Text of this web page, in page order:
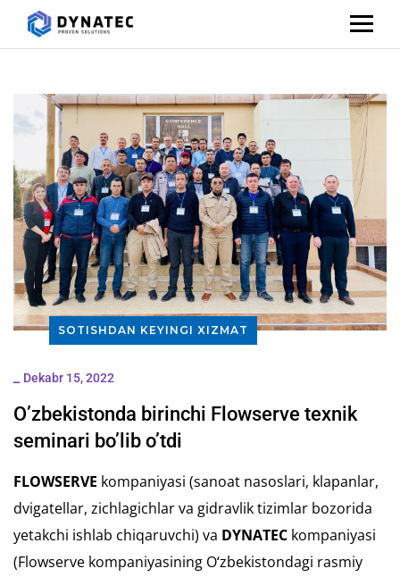
SOTISHDAN KEYINGI XIZMAT
_ Dekabr 15, 2022
O’zbekistonda birinchi Flowserve texnik
seminari bo’lib o’tdi
FLOWSERVE kompaniyasi (sanoat nasoslari, klapanlar,
dvigatellar, zichlagichlar va gidravlik tizimlar bozorida
yetakchi ishlab chiqaruvchi) va DYNATEC kompaniyasi
(Flowserve kompaniyasining O‘zbekistondagi rasmiy